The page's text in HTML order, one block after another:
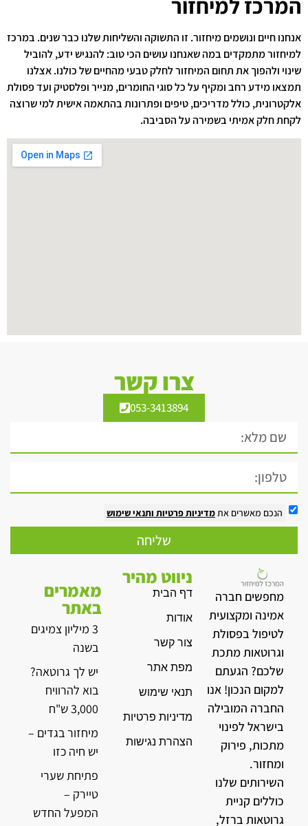
אנחנו חיים ונושמים מיחזור. זו התשוקה והשליחות שלנו כבר שנים. במרכז
למיחזור מתמקדים במה שאנחנו עושים הכי טוב: להנגיש ידע, להוביל
שינוי ולהפוך את תחום המיחזור לחלק טבעי מהחיים של כולנו. אצלנו
תמצאו מידע רחב ומקיף על כל סוגי החומרים, מנייר ופלסטיק ועד פסולת
אלקטרונית, כולל מדריכים, טיפים ופתרונות בהתאמה אישית למי שרוצה
לקחת חלק אמיתי בשמירה על הסביבה.
צרו קשר
053-3413894
הנכם מאשרים אתמדיניות פרטיות ותנאי שימוש
שליחה
מחפשים חברה
אמינה ומקצועית
לטיפול בפסולת
וגרוטאות מתכת
שלכם? הגעתם
למקום הנכון! אנו
החברה המובילה
בישראל לפינוי
מתכות, פירוק
ומחזור.
השירותים שלנו
כוללים קניית
גרוטאות ברזל,
ניווט מהיר
דף הבית
אודות
צור קשר
מפת אתר
תנאי שימוש
מדיניות פרטיות
הצהרת נגישות
מאמרים
באתר
3 מיליון צמיגים
בשנה
יש לך גרוטאה?
בוא להרוויח
3,000 ש"ח
מיחזור בגדים –
יש חיה כזו
פתיחת שערי
טיירק –
המפעל החדש